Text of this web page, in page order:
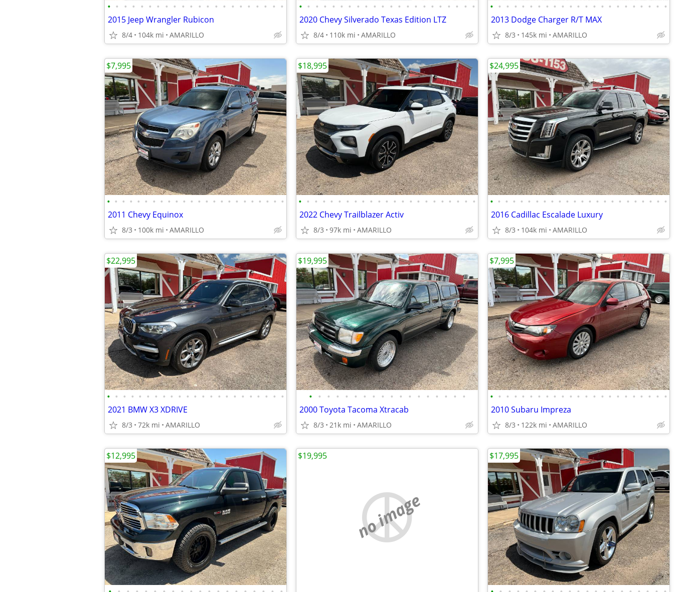
• • • • • • • • • • • • • • • • • • • • • •
2015 Jeep Wrangler Rubicon
8/4 104k mi AMARILLO
• • • • • • • • • • • • • • • • • • • • • •
2020 Chevy Silverado Texas Edition LTZ
8/4 110k mi AMARILLO
• • • • • • • • • • • • • • • • • • • • • • •
2013 Dodge Charger R/T MAX
8/3 145k mi AMARILLO
• • • • • • • • • • • • • • • • • • • • • • • •
2011 Chevy Equinox
8/3 100k mi AMARILLO
$7,995
• • • • • • • • • • • • • • • • • • • • • • •
2022 Chevy Trailblazer Activ
8/3 97k mi AMARILLO
$18,995
• • • • • • • • • • • • • • • • • • • • • • • •
2016 Cadillac Escalade Luxury
8/3 104k mi AMARILLO
$24,995
• • • • • • • • • • • • • • • • • • • • • • •
2021 BMW X3 XDRIVE
8/3 72k mi AMARILLO
$22,995
• • • • • • • • • • • • • • • • • •
2000 Toyota Tacoma Xtracab
8/3 21k mi AMARILLO
$19,995
• • • • • • • • • • • • • • • • • • • • • • •
2010 Subaru Impreza
8/3 122k mi AMARILLO
$7,995
$12,995
no image
$19,995 $17,995